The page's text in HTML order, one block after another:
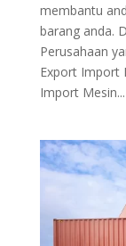
membantu
barang anda.
Perusahaan
Export Import
Import Mesin...